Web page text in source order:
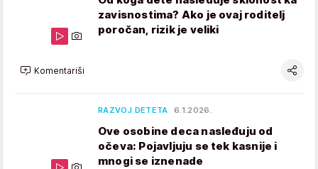
zavisnostima? Ako je ovaj roditelj
poročan, rizik je veliki
Komentariši
RAZVOJ DETETA 6.1.2026.
Ove osobine deca nasleđuju od
očeva: Pojavljuju se tek kasnije i
mnogi se iznenade